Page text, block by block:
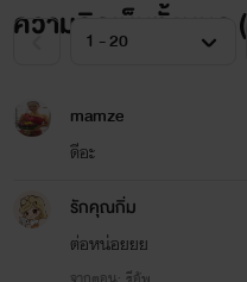
ความคิดเห็นทั้งหมด (
mamze
ดีอะ
รักคุณกิ่ม
ต่อหน่อยยย